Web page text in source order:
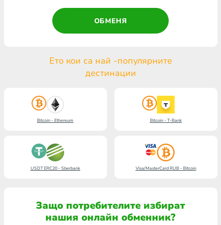
ОБМЕНЯ
Ето кои са най -популярните
дестинации
Bitcoin - Ethereum Bitcoin - T-Bank
USDT ERC20 - Sberbank Visa/MasterCard RUB - Bitcoin
Защо потребителите избират
нашия онлайн обменник?